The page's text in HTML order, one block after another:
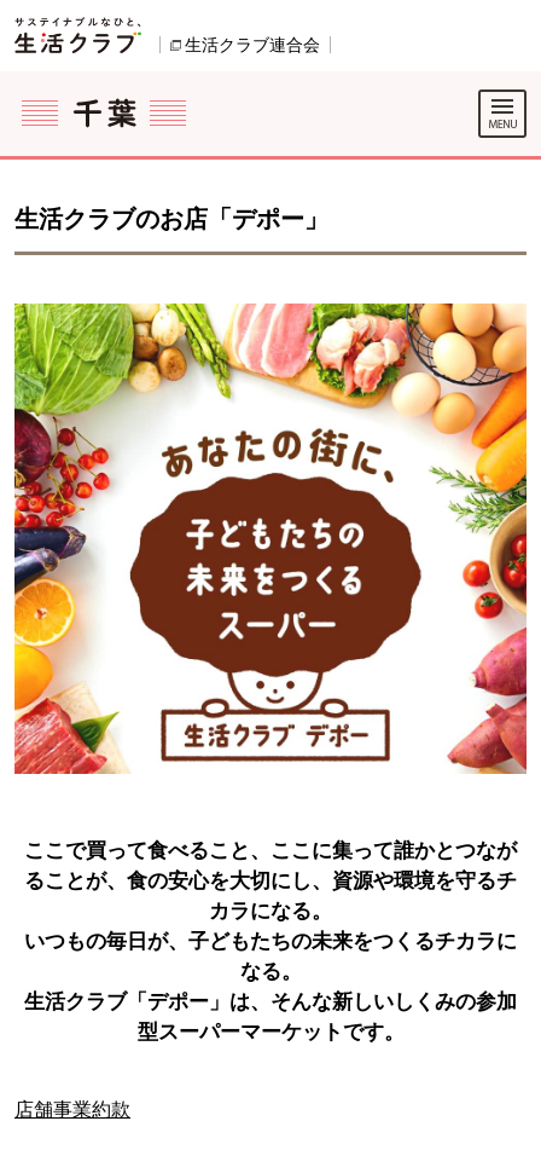
ページの先頭です。
生活クラブ連合会
生活クラブのお店「デポー」
ここで買って食べること、ここに集って誰かとつなが
ることが、食の安心を大切にし、資源や環境を守るチ
カラになる。
いつもの毎日が、子どもたちの未来をつくるチカラに
なる。
生活クラブ「デポー」は、そんな新しいしくみの参加
型スーパーマーケットです。
店舗事業約款